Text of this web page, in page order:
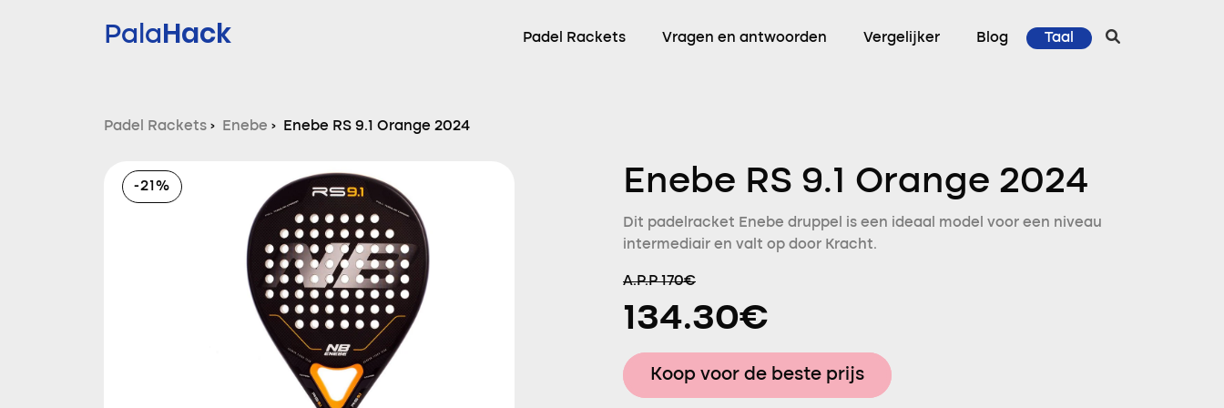
PalaHack Padel Rackets Vragen en antwoorden Vergelijker Blog Taal
Padel Rackets › Enebe › Enebe RS 9.1 Orange 2024
-21% Enebe RS 9.1 Orange 2024
Dit padelracket Enebe druppel is een ideaal model voor een niveau
intermediair en valt op door Kracht.
A.P.P 170€
134.30€
Koop voor de beste prijs